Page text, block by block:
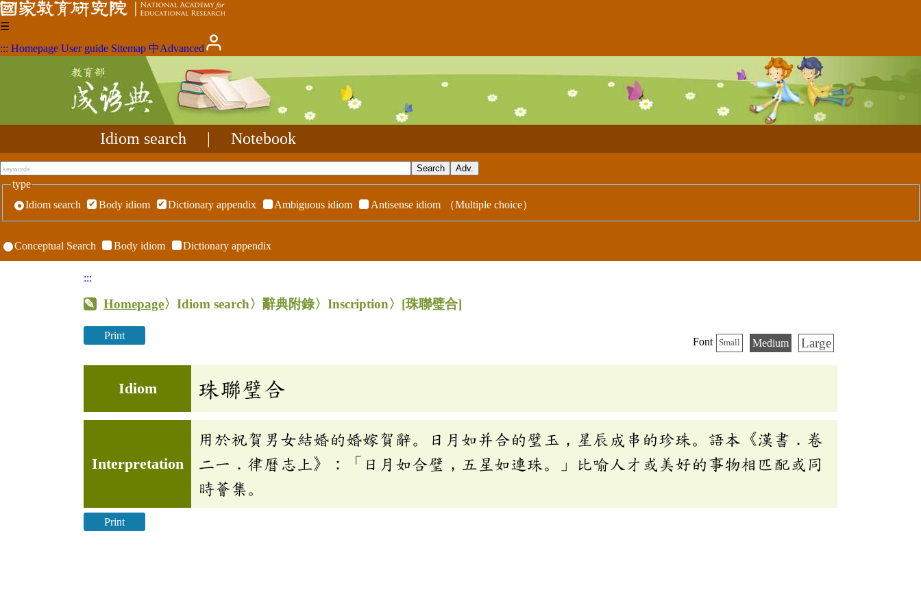
☰
::: Homepage User guide Sitemap 中Advanced
Idiom search Notebook
type
Idiom search
Body idiom Dictionary appendix Ambiguous idiom Antisense idiom （Multiple choice）
Conceptual Search Body idiom Dictionary appendix
:::
Homepage〉Idiom search〉辭典附錄〉Inscription〉 [珠聯璧合]
Print
Font Small Medium Large
Idiom 珠聯璧合
Interpretation
用於祝賀男女結婚的婚嫁賀辭。日月如并合的璧玉，星辰成串的珍珠。語本《漢書．卷
二一．律曆志上》：「日月如合璧，五星如連珠。」比喻人才或美好的事物相匹配或同
時薈集。
Print